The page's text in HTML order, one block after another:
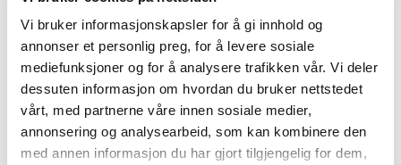
Vi bruker informasjonskapsler for å gi innhold og
annonser et personlig preg, for å levere sosiale
mediefunksjoner og for å analysere trafikken vår. Vi deler
dessuten informasjon om hvordan du bruker nettstedet
vårt, med partnerne våre innen sosiale medier,
annonsering og analysearbeid, som kan kombinere den
med annen informasjon du har gjort tilgjengelig for dem,
Share On Facebook Tweet This Product
Pin This Product Email This Product